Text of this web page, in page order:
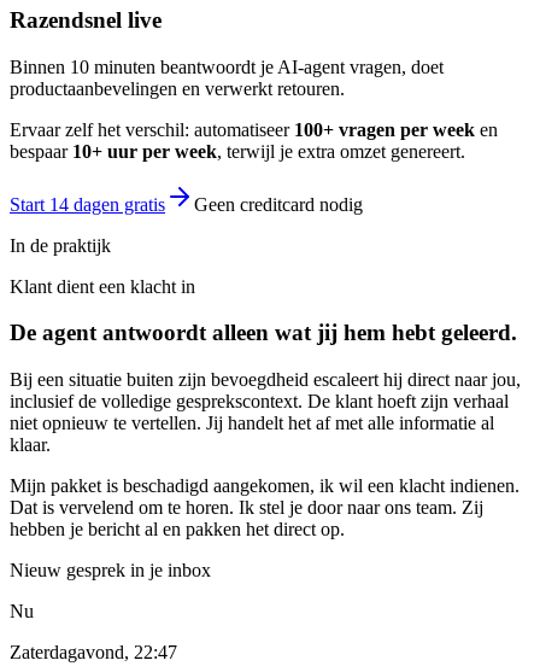
Razendsnel live
Binnen 10 minuten beantwoordt je AI-agent vragen, doet
productaanbevelingen en verwerkt retouren.
Ervaar zelf het verschil: automatiseer 100+ vragen per week en
bespaar 10+ uur per week, terwijl je extra omzet genereert.
Start 14 dagen gratis
Geen creditcard nodig
In de praktijk
Klant dient een klacht in
De agent antwoordt alleen wat jij hem hebt geleerd.
Bij een situatie buiten zijn bevoegdheid escaleert hij direct naar jou,
inclusief de volledige gesprekscontext. De klant hoeft zijn verhaal
niet opnieuw te vertellen. Jij handelt het af met alle informatie al
klaar.
Mijn pakket is beschadigd aangekomen, ik wil een klacht indienen.
Dat is vervelend om te horen. Ik stel je door naar ons team. Zij
hebben je bericht al en pakken het direct op.
Nieuw gesprek in je inbox
Nu
Zaterdagavond, 22:47